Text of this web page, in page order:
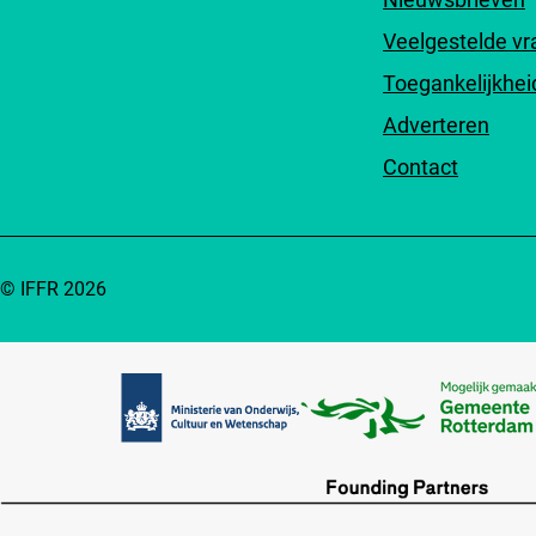
Veelgestelde
Adverteren
Contact
© IFFR 2026